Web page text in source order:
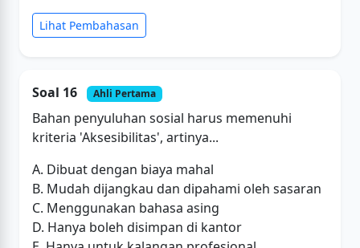
Lihat Pembahasan
Soal 16 Ahli Pertama
Bahan penyuluhan sosial harus memenuhi
kriteria 'Aksesibilitas', artinya...
A. Dibuat dengan biaya mahal
B. Mudah dijangkau dan dipahami oleh sasaran
C. Menggunakan bahasa asing
D. Hanya boleh disimpan di kantor